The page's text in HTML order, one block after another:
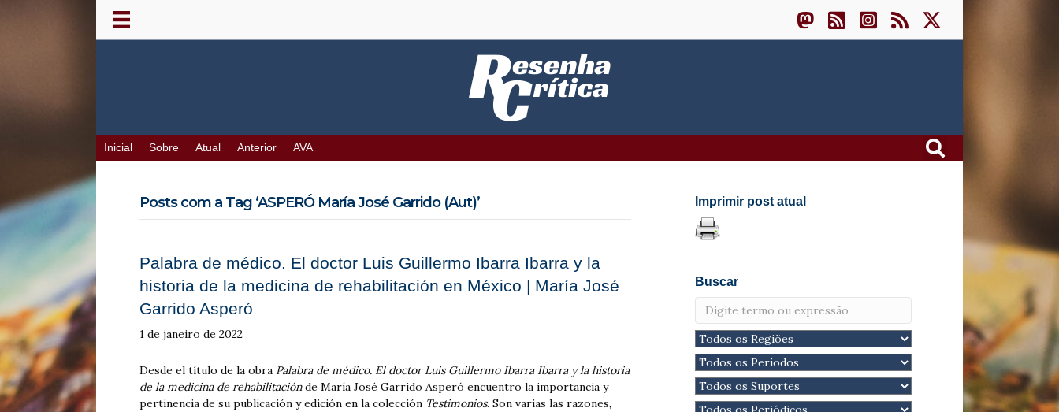
Inicial Sobre Atual Anterior AVA
Posts com a Tag ‘ASPERÓ María José Garrido (Aut)’
Palabra de médico. El doctor Luis Guillermo Ibarra Ibarra y la
historia de la medicina de rehabilitación en México | María José
Garrido Asperó
1 de janeiro de 2022
Desde el título de la obra Palabra de médico. El doctor Luis Guillermo Ibarra Ibarra y la historia
de la medicina de rehabilitaciónde María José Garrido Asperó encuentro la importancia y
pertinencia de su publicación y edición en la colección Testimonios. Son varias las razones,
Imprimir post atual
Buscar